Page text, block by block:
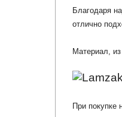
Благодаря
отлично
Материал,
При покупке